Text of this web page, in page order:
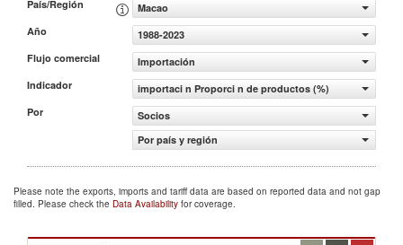
País/Región
Macao
Año
1988-2023
Flujo comercial
Importación
Indicador
importaci n Proporci n de productos (%)
Por
Socios
Por país y región
Please note the exports, imports and tariff data are based on reported data and not gap
filled. Please check the Data Availability for coverage.